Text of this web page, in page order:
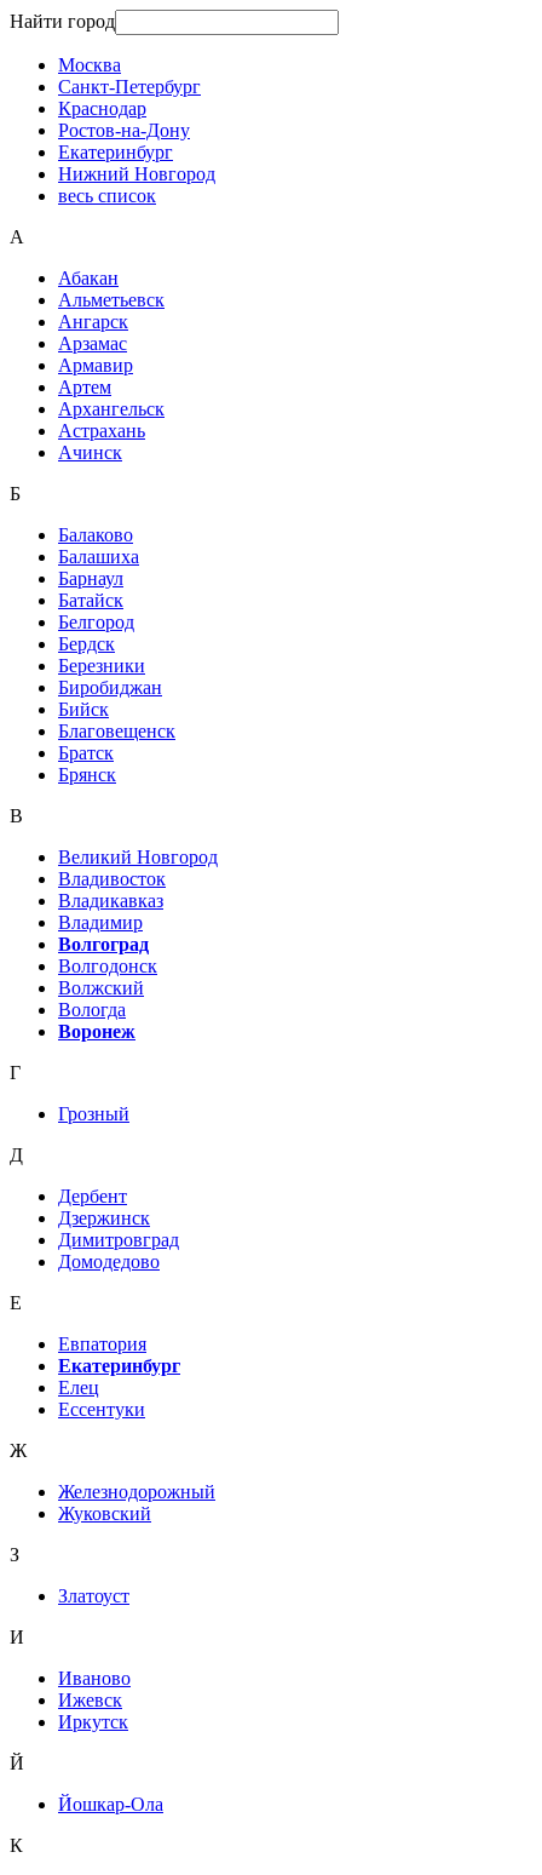
Найти город
Москва
Санкт-Петербург
Краснодар
Ростов-на-Дону
Екатеринбург
Нижний Новгород
весь список
А
Абакан
Альметьевск
Ангарск
Арзамас
Армавир
Артем
Архангельск
Астрахань
Ачинск
Б
Балаково
Балашиха
Барнаул
Батайск
Белгород
Бердск
Березники
Биробиджан
Бийск
Благовещенск
Братск
Брянск
В
Великий Новгород
Владивосток
Владикавказ
Владимир
Волгоград
Волгодонск
Волжский
Вологда
Воронеж
Г
Грозный
Д
Дербент
Дзержинск
Димитровград
Домодедово
Е
Евпатория
Екатеринбург
Елец
Ессентуки
Ж
Железнодорожный
Жуковский
З
Златоуст
И
Иваново
Ижевск
Иркутск
Й
Йошкар-Ола
К